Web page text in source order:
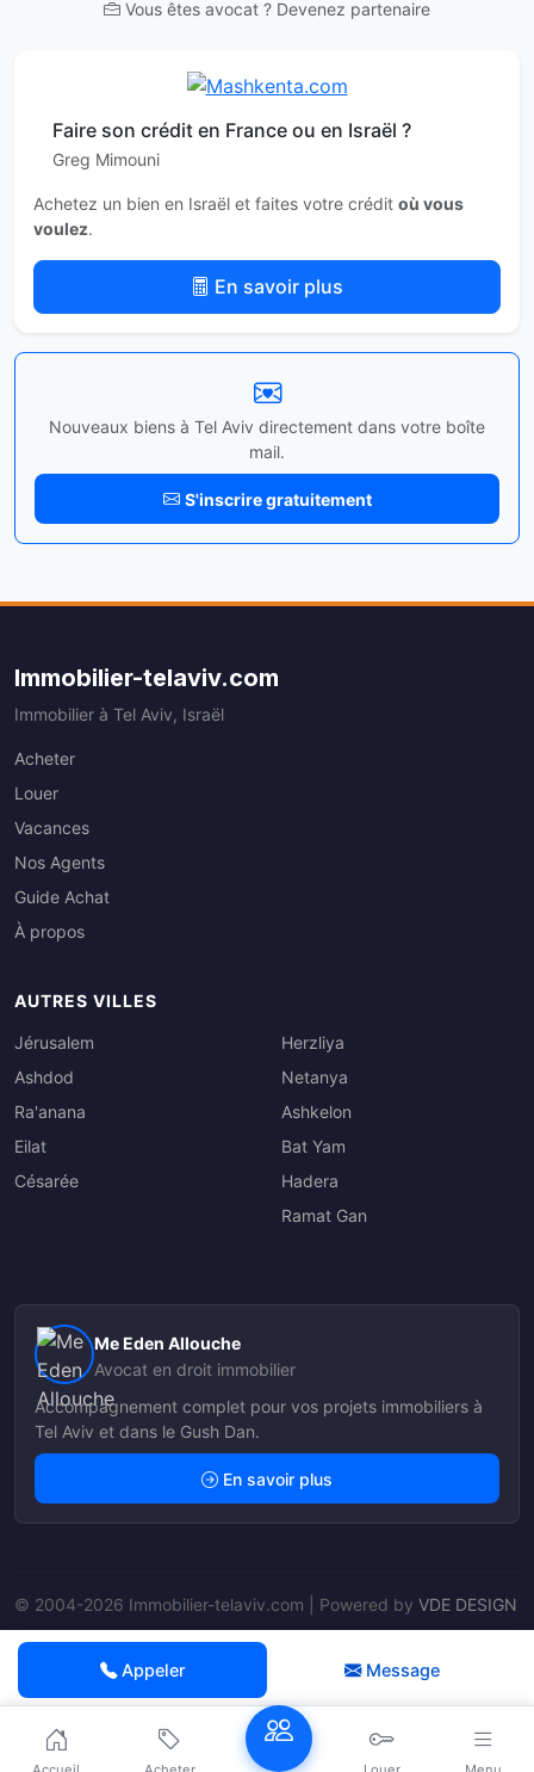
Vous êtes avocat ? Devenez partenaire
Faire son crédit en France ou en Israël ?
Greg Mimouni
Achetez un bien en Israël et faites votre crédit où vous
voulez.
En savoir plus
Nouveaux biens à Tel Aviv directement dans votre boîte
mail.
S'inscrire gratuitement
Appeler Message
Immobilier-telaviv.com
Immobilier à Tel Aviv, Israël
Acheter
Louer
Vacances
Nos Agents
Guide Achat
À propos
AUTRES VILLES
Jérusalem
Ashdod
Ra'anana
Eilat
Césarée
Herzliya
Netanya
Ashkelon
Bat Yam
Hadera
Ramat Gan
Me Eden Allouche
Avocat en droit immobilier
Accompagnement complet pour vos projets immobiliers à
Tel Aviv et dans le Gush Dan.
En savoir plus
© 2004-2026 Immobilier-telaviv.com | Powered by VDE DESIGN
Nos Agents